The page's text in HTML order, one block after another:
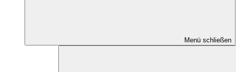
Menü schließen